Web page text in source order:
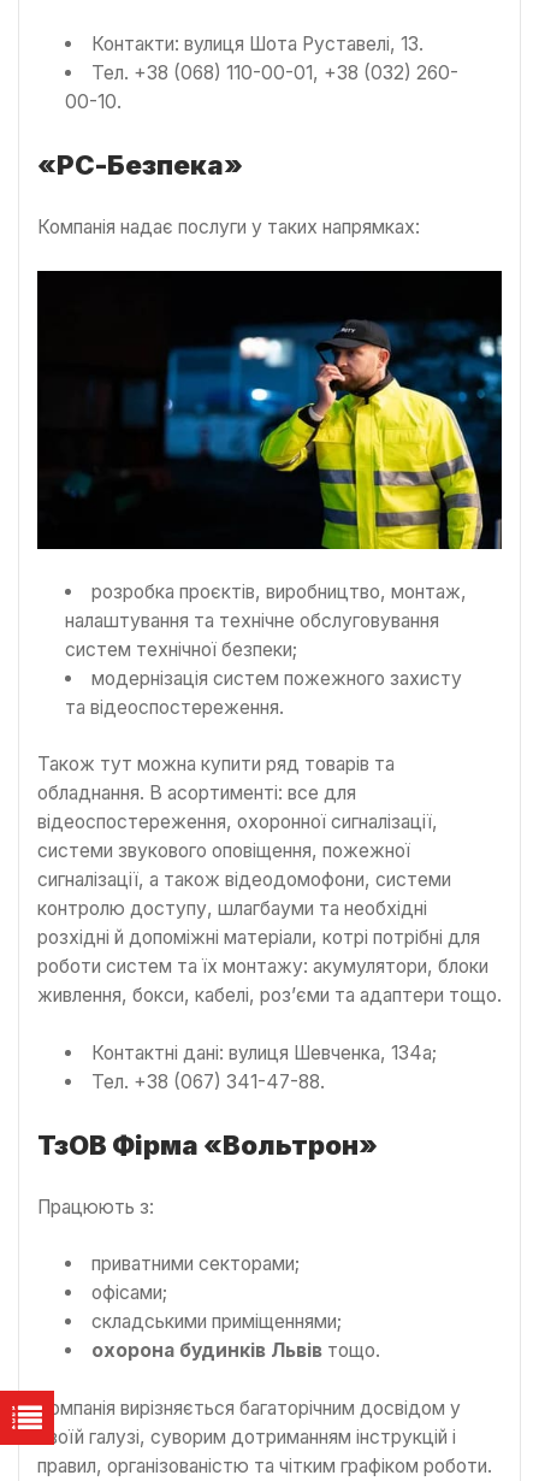
Контакти: вулиця Шота Руставелі, 13.
Тел. +38 (068) 110-00-01, +38 (032) 260-
00-10.
«РС-Безпека»
Компанія надає послуги у таких напрямках:
розробка проєктів, виробництво, монтаж,
налаштування та технічне обслуговування
систем технічної безпеки;
модернізація систем пожежного захисту
та відеоспостереження.
Також тут можна купити ряд товарів та
обладнання. В асортименті: все для
відеоспостереження, охоронної сигналізації,
системи звукового оповіщення, пожежної
сигналізації, а також відеодомофони, системи
контролю доступу, шлагбауми та необхідні
розхідні й допоміжні матеріали, котрі потрібні для
роботи систем та їх монтажу: акумулятори, блоки
живлення, бокси, кабелі, роз’єми та адаптери тощо.
Контактні дані: вулиця Шевченка, 134а;
Тел. +38 (067) 341-47-88.
ТзОВ Фірма «Вольтрон»
Працюють з:
приватними секторами;
офісами;
складськими приміщеннями;
охорона будинків Львівтощо.
Компанія вирізняється багаторічним досвідом у
своїй галузі, суворим дотриманням інструкцій і
правил, організованістю та чітким графіком роботи.